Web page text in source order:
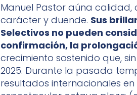
Manuel Pastor aúna
carácter y duende. Sus
Selectivos no pueden
confirmación, la
crecimiento sostenido que,
2025. Durante la pasada
resultados internacionales